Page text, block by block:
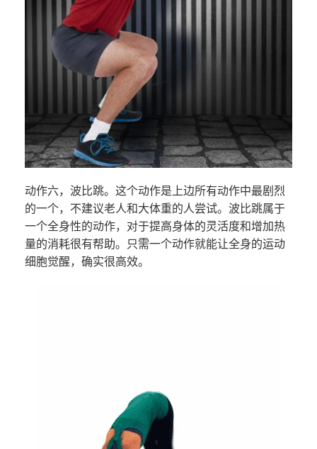
动作六，波比跳。这个动作是上边所有动作中最剧烈
的一个，不建议老人和大体重的人尝试。波比跳属于
一个全身性的动作，对于提高身体的灵活度和增加热
量的消耗很有帮助。只需一个动作就能让全身的运动
细胞觉醒，确实很高效。